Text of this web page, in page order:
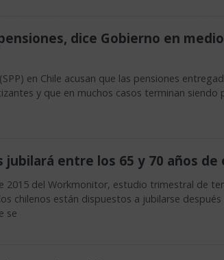
dice Gobierno en
en Chile acusan que las pensiones
y que en muchos casos terminan siendo
entre los 65 y 70 años de
2015 del Workmonitor, estudio trimestral de
chilenos están dispuestos a jubilarse
se